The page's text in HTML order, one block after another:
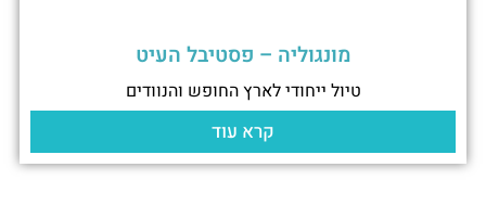
מונגוליה – פסטיבל העיט
טיול ייחודי לארץ החופש והנוודים
קרא עוד